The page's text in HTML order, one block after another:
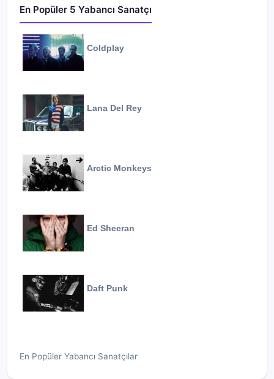
En Popüler 5 Yabancı Sanatçı
Coldplay
Lana Del Rey
Arctic Monkeys
Ed Sheeran
Daft Punk
En Popüler Yabancı Sanatçılar